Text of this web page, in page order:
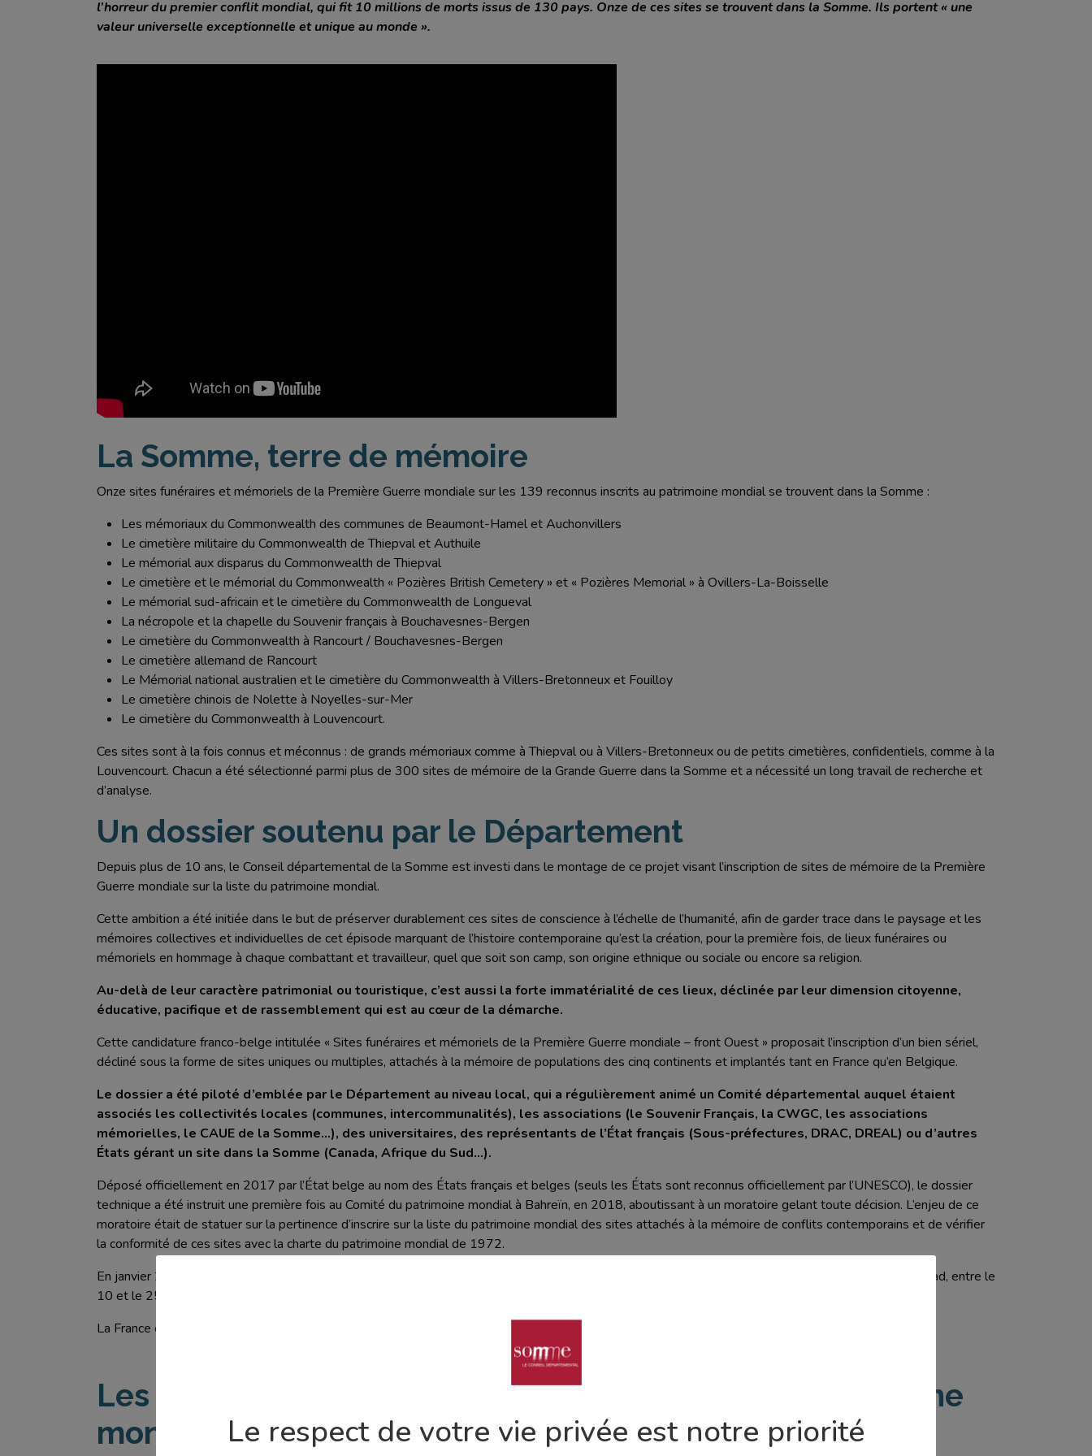
ENTREPRISE
ETABLISSEMENT PUBLIC
ETABLISSEMENT SCOLAIRE
TOURISME
l’horreur du premier conflit mondial, qui fit 10 millions de morts issus de 130 pays. Onze de ces sites se trouvent dans la Somme. Ils portent « une
valeur universelle exceptionnelle et unique au monde ».
La Somme, terre de mémoire
Onze sites funéraires et mémoriels de la Première Guerre mondiale sur les 139 reconnus inscrits au patrimoine mondial se trouvent dans la Somme :
Les mémoriaux du Commonwealth des communes de Beaumont-Hamel et Auchonvillers
Le cimetière militaire du Commonwealth de Thiepval et Authuile
Le mémorial aux disparus du Commonwealth de Thiepval
Le cimetière et le mémorial du Commonwealth « Pozières British Cemetery » et « Pozières Memorial » à Ovillers-La-Boisselle
Le mémorial sud-africain et le cimetière du Commonwealth de Longueval
La nécropole et la chapelle du Souvenir français à Bouchavesnes-Bergen
Le cimetière du Commonwealth à Rancourt / Bouchavesnes-Bergen
Le cimetière allemand de Rancourt
Le Mémorial national australien et le cimetière du Commonwealth à Villers-Bretonneux et Fouilloy
Le cimetière chinois de Nolette à Noyelles-sur-Mer
Le cimetière du Commonwealth à Louvencourt.
Ces sites sont à la fois connus et méconnus : de grands mémoriaux comme à Thiepval ou à Villers-Bretonneux ou de petits cimetières, confidentiels, comme à la
Louvencourt. Chacun a été sélectionné parmi plus de 300 sites de mémoire de la Grande Guerre dans la Somme et a nécessité un long travail de recherche et
d’analyse.
Un dossier soutenu par le Département
Depuis plus de 10 ans, le Conseil départemental de la Somme est investi dans le montage de ce projet visant l’inscription de sites de mémoire de la Première
Guerre mondiale sur la liste du patrimoine mondial.
Cette ambition a été initiée dans le but de préserver durablement ces sites de conscience à l’échelle de l’humanité, afin de garder trace dans le paysage et les
mémoires collectives et individuelles de cet épisode marquant de l’histoire contemporaine qu’est la création, pour la première fois, de lieux funéraires ou
mémoriels en hommage à chaque combattant et travailleur, quel que soit son camp, son origine ethnique ou sociale ou encore sa religion.
Au-delà de leur caractère patrimonial ou touristique, c’est aussi la forte immatérialité de ces lieux, déclinée par leur dimension citoyenne,
éducative, pacifique et de rassemblement qui est au cœur de la démarche.
Cette candidature franco-belge intitulée « Sites funéraires et mémoriels de la Première Guerre mondiale – front Ouest » proposait l’inscription d’un bien sériel,
décliné sous la forme de sites uniques ou multiples, attachés à la mémoire de populations des cinq continents et implantés tant en France qu’en Belgique.
Le dossier a été piloté d’emblée par le Département au niveau local, qui a régulièrement animé un Comité départemental auquel étaient
associés les collectivités locales (communes, intercommunalités), les associations (le Souvenir Français, la CWGC, les associations
mémorielles, le CAUE de la Somme…), des universitaires, des représentants de l’État français (Sous-préfectures, DRAC, DREAL) ou d’autres
États gérant un site dans la Somme (Canada, Afrique du Sud…).
Déposé officiellement en 2017 par l’État belge au nom des États français et belges (seuls les États sont reconnus officiellement par l’UNESCO), le dossier
technique a été instruit une première fois au Comité du patrimoine mondial à Bahreïn, en 2018, aboutissant à un moratoire gelant toute décision. L’enjeu de ce
moratoire était de statuer sur la pertinence d’inscrire sur la liste du patrimoine mondial des sites attachés à la mémoire de conflits contemporains et de vérifier
la conformité de ces sites avec la charte du patrimoine mondial de 1972.
En janvier 2023, le moratoire étant levé, les États français et belge ont immédiatement proposé à nouveau le dossier en vue de son instruction à Riyad, entre le
10 et le 25 septembre 2023, sans modification substantielle du dossier initial.
La France compte actuellement 50 biens inscrits au Patrimoine mondial.
Les 11 sites mémoriels de la Somme inscrits au patrimoine
mondial
Le respect de votre vie privée est notre priorité